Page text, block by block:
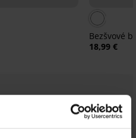
Bezšvové
18,99 €
Zobraziť